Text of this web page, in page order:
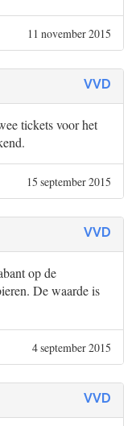
11 november 2015
VVD
tickets voor het
15 september 2015
VVD
op de
De waarde is
4 september 2015
VVD